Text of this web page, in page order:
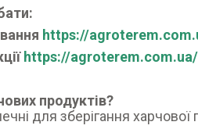
https://
https://
продуктів?
для зберігання харчової